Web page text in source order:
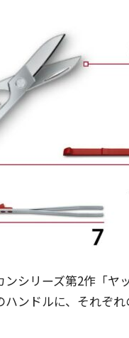
シリーズ第2作「ヤ
ンドルに、それぞれ